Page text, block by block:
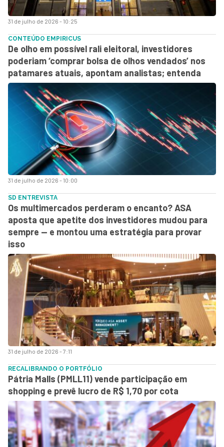
31 de julho de 2026 - 10:25
31 de julho de 2026 - 10:00
CONTEÚDO EMPIRICUS
De olho em possível rali eleitoral, investidores
poderiam ‘comprar bolsa de olhos vendados’ nos
patamares atuais, apontam analistas; entenda
31 de julho de 2026 - 7:11
SD ENTREVISTA
Os multimercados perderam o encanto? ASA
aposta que apetite dos investidores mudou para
sempre — e montou uma estratégia para provar
isso
RECALIBRANDO O PORTFÓLIO
Pátria Malls (PMLL11) vende participação em
shopping e prevê lucro de R$ 1,70 por cota